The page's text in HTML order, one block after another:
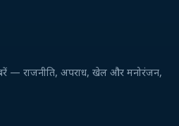
— राजनीति, अपराध, खेल और मनोरंजन,